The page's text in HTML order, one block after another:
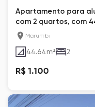
Apartamento para
com 2 quartos, com
Marumbi
44.64m² 2
R$ 1.100